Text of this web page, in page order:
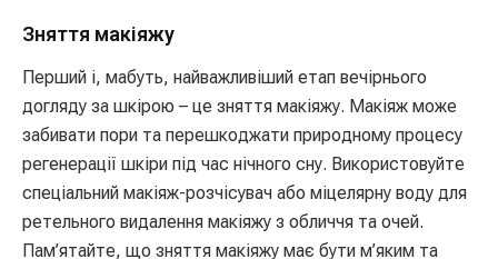
Зняття макіяжу
Перший і, мабуть, найважливіший етап вечірнього
догляду за шкірою – це зняття макіяжу. Макіяж може
забивати пори та перешкоджати природному процесу
регенерації шкіри під час нічного сну. Використовуйте
спеціальний макіяж-розчісувач або міцелярну воду для
ретельного видалення макіяжу з обличчя та очей.
Пам’ятайте, що зняття макіяжу має бути м’яким та